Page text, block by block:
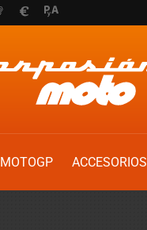
MOTOGP ACCESORIOS